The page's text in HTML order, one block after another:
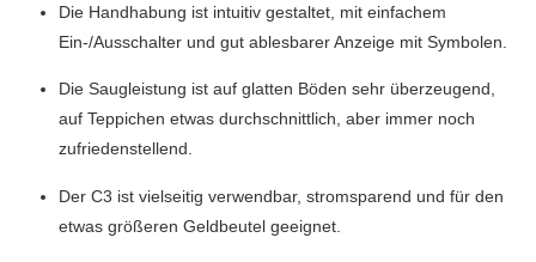
Die Handhabung ist intuitiv gestaltet, mit einfachem
Ein-/Ausschalter und gut ablesbarer Anzeige mit Symbolen.
Die Saugleistung ist auf glatten Böden sehr überzeugend,
auf Teppichen etwas durchschnittlich, aber immer noch
zufriedenstellend.
Der C3 ist vielseitig verwendbar, stromsparend und für den
etwas größeren Geldbeutel geeignet.